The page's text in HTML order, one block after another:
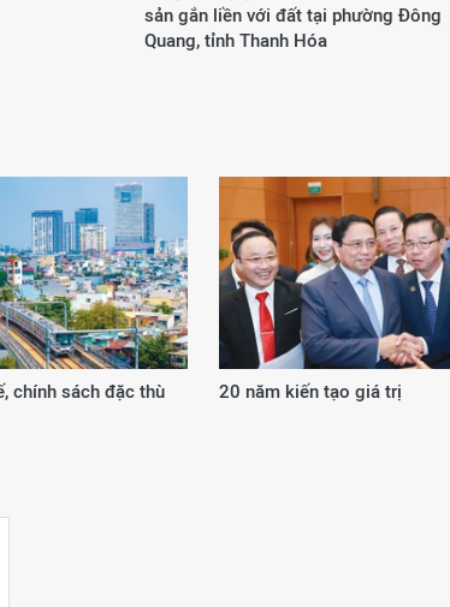
sản gắn liền với đất tại phường Đông
Quang, tỉnh Thanh Hóa
chính sách đặc thù 20 năm kiến tạo giá trị